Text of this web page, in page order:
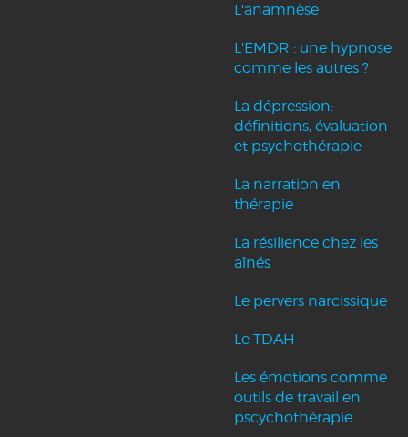
L'anamnèse
L'EMDR : une hypnose
comme les autres ?
La dépression:
définitions, évaluation
et psychothérapie
La narration en
thérapie
La résilience chez les
aînés
Le pervers narcissique
Le TDAH
Les émotions comme
outils de travail en
pscychothérapie